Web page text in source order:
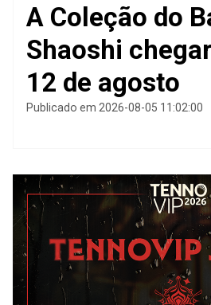
A Coleção do
Shaoshi
12 de agosto
Publicado em 2026-08-05 11:02:00